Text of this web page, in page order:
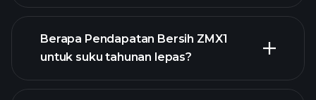
pendapatan ZMX1
Berapa Pendapatan Bersih ZMX1
untuk suku tahunan lepas?